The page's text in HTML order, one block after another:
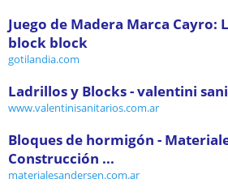
Juego de Madera Marca
block block
gotilandia.com
Ladrillos y Blocks - valentini
www.valentinisanitarios.com.ar
Bloques de hormigón -
Construcción ...
materialesandersen.com.ar